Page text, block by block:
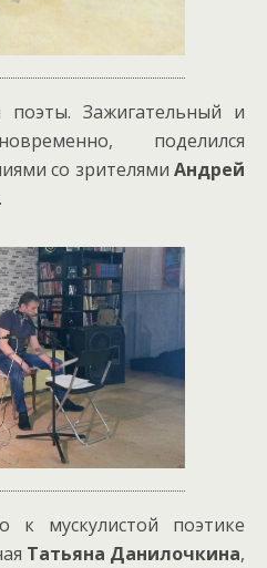
Зажигательный и
поделился
со зрителями Андрей
.
к мускулистой поэтике
Татьяна Данилочкина,